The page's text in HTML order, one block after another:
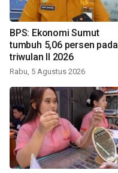
BPS: Ekonomi Sumut
tumbuh 5,06 persen pada
triwulan II 2026
Rabu, 5 Agustus 2026